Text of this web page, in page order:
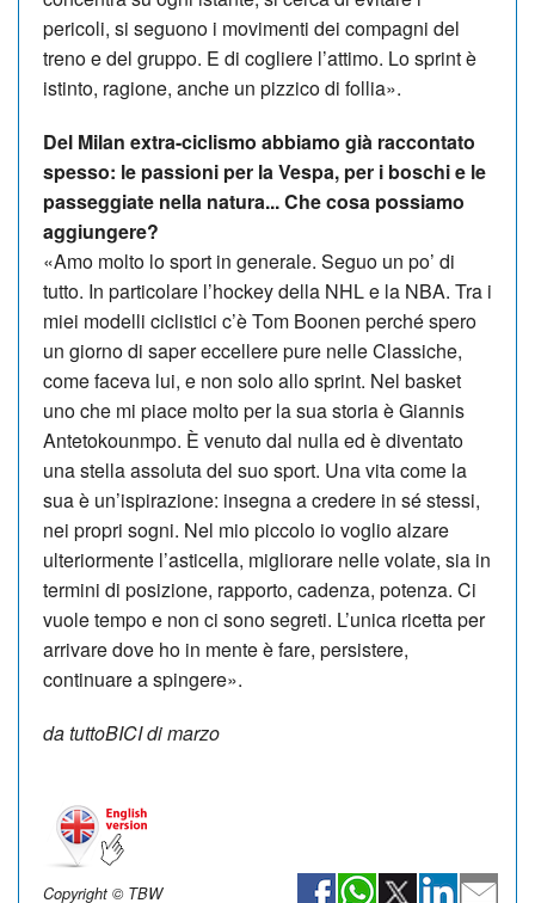
pericoli, si seguono i movimenti dei compagni del
treno e del gruppo. E di cogliere l’attimo. Lo sprint è
istinto, ragione, anche un pizzico di follia».
Del Milan extra-ciclismo abbiamo già raccontato
spesso: le passioni per la Ve­spa, per i boschi e le
passeggiate nella na­tura... Che cosa possiamo
aggiungere?
«Amo molto lo sport in generale. Se­guo un po’ di
tutto. In particolare l’hoc­key della NHL e la NBA. Tra i
miei modelli ciclistici c’è Tom Boonen perché spero
un giorno di saper eccellere pure nelle Classiche,
come faceva lui, e non solo allo sprint. Nel basket
uno che mi piace molto per la sua storia è Giannis
Antetokounmpo. È venuto dal nulla ed è diventato
una stella assoluta del suo sport. Una vita come la
sua è un’ispirazione: insegna a credere in sé stessi,
nei propri sogni. Nel mio piccolo io voglio alzare
ulteriormente l’asticella, migliorare nelle volate, sia in
termini di posizione, rapporto, cadenza, potenza. Ci
vuole tempo e non ci sono segreti. L’unica ricetta per
arrivare do­ve ho in mente è fare, persistere,
continuare a spingere».
da tuttoBICI di marzo
Copyright © TBW